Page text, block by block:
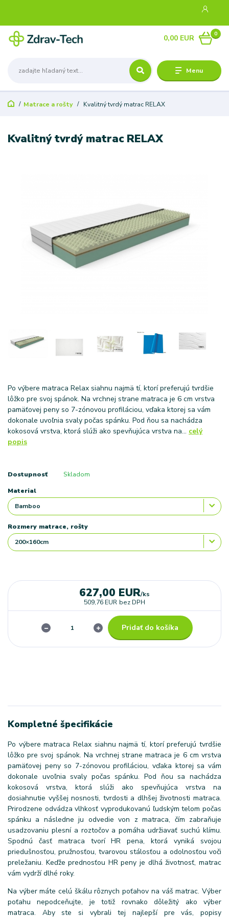
Menu
0
0,00 EUR
Matrace a rošty Kvalitný tvrdý matrac RELAX
Kvalitný tvrdý matrac RELAX
Po výbere matraca Relax siahnu najmä tí, ktorí preferujú tvrdšie
lôžko pre svoj spánok. Na vrchnej strane matraca je 6 cm vrstva
pamäťovej peny so 7-zónovou profiláciou, vďaka ktorej sa vám
dokonale uvoľnia svaly počas spánku. Pod ňou sa nachádza
kokosová vrstva, ktorá slúži ako spevňujúca vrstva na... celý
popis
Dostupnosť Skladom
Material
Rozmery matrace, rošty
627,00 EUR/ks
509,76 EUR bez DPH
Pridať do košíka
Kompletné špecifikácie
Po výbere matraca Relax siahnu najmä tí, ktorí preferujú tvrdšie
lôžko pre svoj spánok. Na vrchnej strane matraca je 6 cm vrstva
pamäťovej peny so 7-zónovou profiláciou, vďaka ktorej sa vám
dokonale uvoľnia svaly počas spánku. Pod ňou sa nachádza
kokosová vrstva, ktorá slúži ako spevňujúca vrstva na
dosiahnutie vyššej nosnosti, tvrdosti a dlhšej životnosti matraca.
Prirodzene odvádza vlhkosť vyprodukovanú ľudským telom počas
spánku a následne ju odvedie von z matraca, čím zabraňuje
usadzovaniu plesní a roztočov a pomáha udržiavať suchú klímu.
Spodnú časť matraca tvorí HR pena, ktorá vyniká svojou
priedušnosťou, pružnosťou, tvarovou stálosťou a odolnosťou voči
preležaniu. Keďže prednosťou HR peny je dlhá životnosť, matrac
vám vydrží dlhé roky.
Na výber máte celú škálu rôznych poťahov na váš matrac. Výber
poťahu nepodceňujte, je totiž rovnako dôležitý ako výber
matraca. Aby ste si vybrali tej najlepší pre vás, popisy